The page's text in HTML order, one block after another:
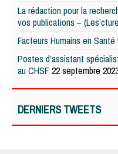
La rédaction pour la
vos publications –
Facteurs Humains en Santé
Postes d’assistant
au CHSF 22 septembre
DERNIERS TWEETS